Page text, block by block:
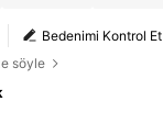
Bedenimi Kontrol Et
söyle